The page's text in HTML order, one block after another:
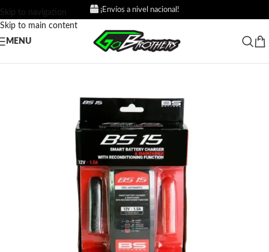
Skip to navigation
Skip to main content
¡Envíos a nivel nacional!
MENU